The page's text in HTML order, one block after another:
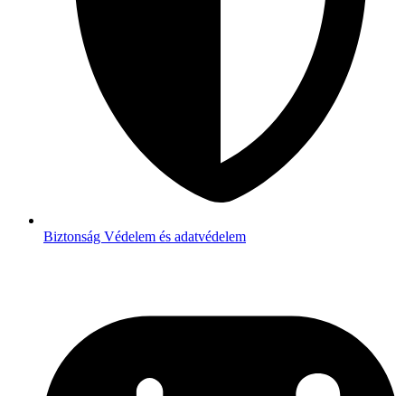
Biztonság Védelem és adatvédelem